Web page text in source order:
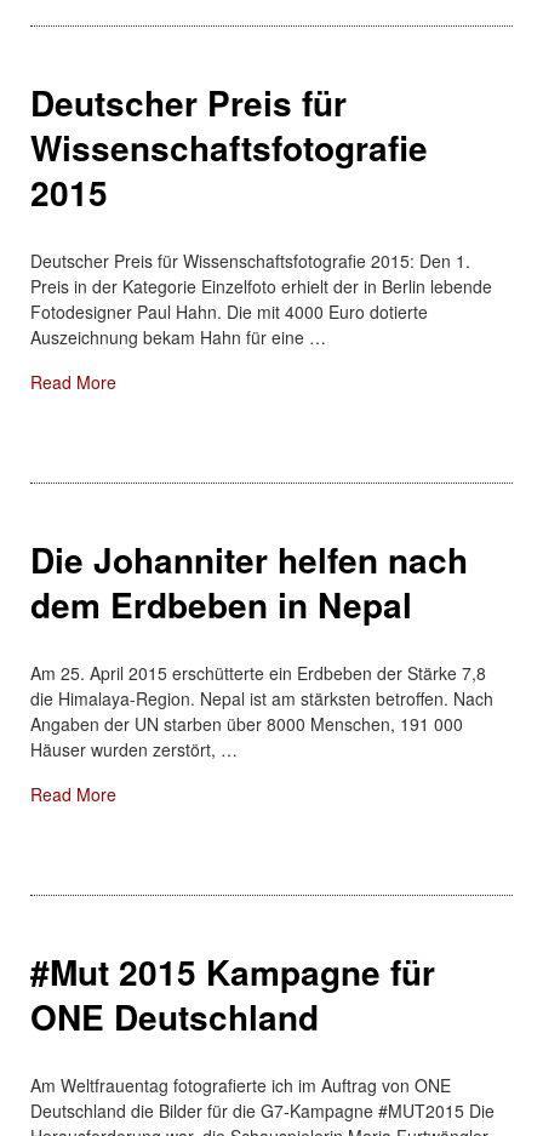
Deutscher Preis für
Wissenschaftsfotografie
2015
Deutscher Preis für Wissenschaftsfotografie 2015: Den 1.
Preis in der Kategorie Einzelfoto erhielt der in Berlin lebende
Fotodesigner Paul Hahn. Die mit 4000 Euro dotierte
Auszeichnung bekam Hahn für eine …
Read MoreAbout: Deutscher Preis für Wissenschaftsfotografie
Die Johanniter helfen nach
dem Erdbeben in Nepal
Am 25. April 2015 erschütterte ein Erdbeben der Stärke 7,8
die Himalaya-Region. Nepal ist am stärksten betroffen. Nach
Angaben der UN starben über 8000 Menschen, 191 000
Häuser wurden zerstört, …
Read MoreAbout: Die Johanniter helfen nach dem Erdbeben in
#Mut 2015 Kampagne für
ONE Deutschland
Am Weltfrauentag fotografierte ich im Auftrag von ONE
Deutschland die Bilder für die G7-Kampagne #MUT2015 Die